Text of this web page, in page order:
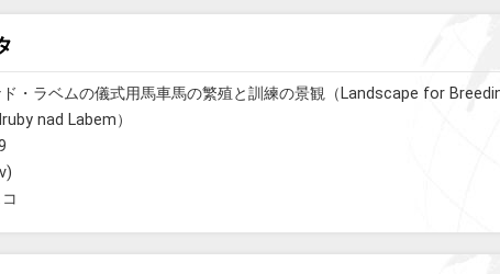
・ラベムの儀式用馬車馬の繁殖と訓練の景観（Landscape for
nad Labem）